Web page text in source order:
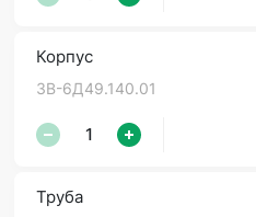
Корпус
3В-6Д49.140.01
Труба